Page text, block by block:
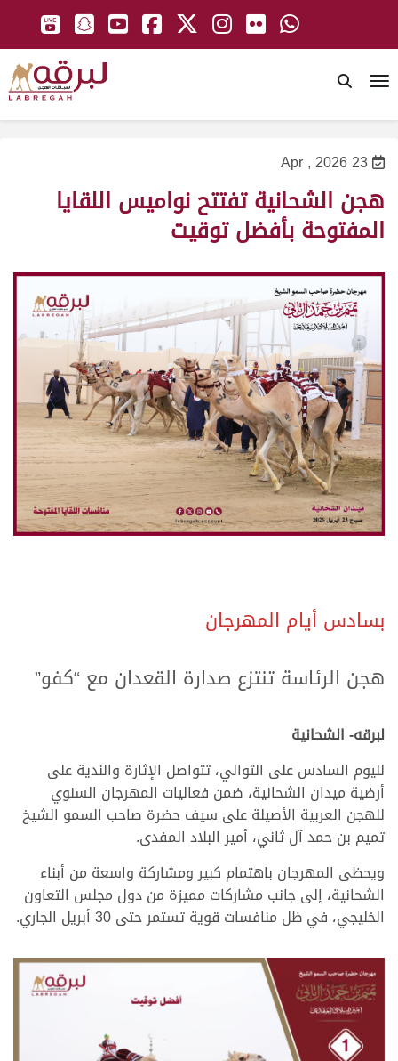
23 Apr , 2026
هجن الشحانية تفتتح نواميس اللقايا
المفتوحة بأفضل توقيت
بسادس أيام المهرجان
هجن الرئاسة تنتزع صدارة القعدان مع “كفو”
لبرقه- الشحانية
لليوم السادس على التوالي، تتواصل الإثارة والندية على
أرضية ميدان الشحانية، ضمن فعاليات المهرجان السنوي
للهجن العربية الأصيلة على سيف حضرة صاحب السمو الشيخ
تميم بن حمد آل ثاني، أمير البلاد المفدى.
ويحظى المهرجان باهتمام كبير ومشاركة واسعة من أبناء
الشحانية، إلى جانب مشاركات مميزة من دول مجلس التعاون
الخليجي، في ظل منافسات قوية تستمر حتى 30 أبريل الجاري.